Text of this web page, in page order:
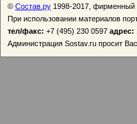
© Состав.ру 1998-2017, фирменный
При использовании материалов
тел/факс: +7 (495) 230 0597 адрес:
Администрация Sostav.ru просит